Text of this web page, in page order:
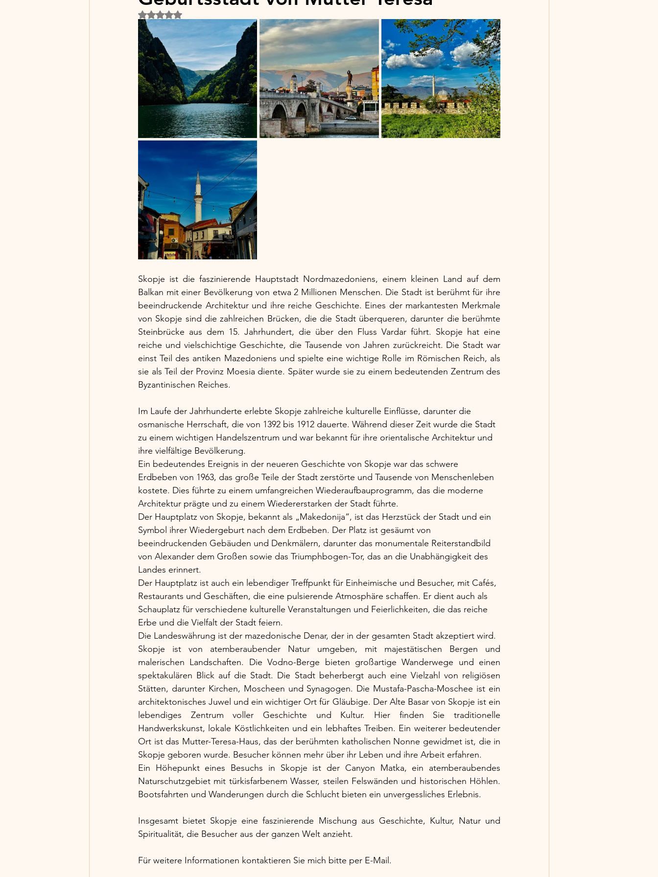
Rated NaN out of 5 stars.
Skopje ist die faszinierende Hauptstadt Nordmazedoniens, einem kleinen Land auf dem
Balkan mit einer Bevölkerung von etwa 2 Millionen Menschen. Die Stadt ist berühmt für ihre
beeindruckende Architektur und ihre reiche Geschichte. Eines der markantesten Merkmale
von Skopje sind die zahlreichen Brücken, die die Stadt überqueren, darunter die berühmte
Steinbrücke aus dem 15. Jahrhundert, die über den Fluss Vardar führt. Skopje hat eine
reiche und vielschichtige Geschichte, die Tausende von Jahren zurückreicht. Die Stadt war
einst Teil des antiken Mazedoniens und spielte eine wichtige Rolle im Römischen Reich, als
sie als Teil der Provinz Moesia diente. Später wurde sie zu einem bedeutenden Zentrum des
Byzantinischen Reiches.
Im Laufe der Jahrhunderte erlebte Skopje zahlreiche kulturelle Einflüsse, darunter die
osmanische Herrschaft, die von 1392 bis 1912 dauerte. Während dieser Zeit wurde die Stadt
zu einem wichtigen Handelszentrum und war bekannt für ihre orientalische Architektur und
ihre vielfältige Bevölkerung.
Ein bedeutendes Ereignis in der neueren Geschichte von Skopje war das schwere
Erdbeben von 1963, das große Teile der Stadt zerstörte und Tausende von Menschenleben
kostete. Dies führte zu einem umfangreichen Wiederaufbauprogramm, das die moderne
Architektur prägte und zu einem Wiedererstarken der Stadt führte.
Der Hauptplatz von Skopje, bekannt als „Makedonija“, ist das Herzstück der Stadt und ein
Symbol ihrer Wiedergeburt nach dem Erdbeben. Der Platz ist gesäumt von
beeindruckenden Gebäuden und Denkmälern, darunter das monumentale Reiterstandbild
von Alexander dem Großen sowie das Triumphbogen-Tor, das an die Unabhängigkeit des
Landes erinnert.
Der Hauptplatz ist auch ein lebendiger Treffpunkt für Einheimische und Besucher, mit Cafés,
Restaurants und Geschäften, die eine pulsierende Atmosphäre schaffen. Er dient auch als
Schauplatz für verschiedene kulturelle Veranstaltungen und Feierlichkeiten, die das reiche
Erbe und die Vielfalt der Stadt feiern.
Die Landeswährung ist der mazedonische Denar, der in der gesamten Stadt akzeptiert wird.
Skopje ist von atemberaubender Natur umgeben, mit majestätischen Bergen und
malerischen Landschaften. Die Vodno-Berge bieten großartige Wanderwege und einen
spektakulären Blick auf die Stadt. Die Stadt beherbergt auch eine Vielzahl von religiösen
Stätten, darunter Kirchen, Moscheen und Synagogen. Die Mustafa-Pascha-Moschee ist ein
architektonisches Juwel und ein wichtiger Ort für Gläubige. Der Alte Basar von Skopje ist ein
lebendiges Zentrum voller Geschichte und Kultur. Hier finden Sie traditionelle
Handwerkskunst, lokale Köstlichkeiten und ein lebhaftes Treiben. Ein weiterer bedeutender
Ort ist das Mutter-Teresa-Haus, das der berühmten katholischen Nonne gewidmet ist, die in
Skopje geboren wurde. Besucher können mehr über ihr Leben und ihre Arbeit erfahren.
Ein Höhepunkt eines Besuchs in Skopje ist der Canyon Matka, ein atemberaubendes
Naturschutzgebiet mit türkisfarbenem Wasser, steilen Felswänden und historischen Höhlen.
Bootsfahrten und Wanderungen durch die Schlucht bieten ein unvergessliches Erlebnis.
Insgesamt bietet Skopje eine faszinierende Mischung aus Geschichte, Kultur, Natur und
Spiritualität, die Besucher aus der ganzen Welt anzieht.
Für weitere Informationen kontaktieren Sie mich bitte per E-Mail.